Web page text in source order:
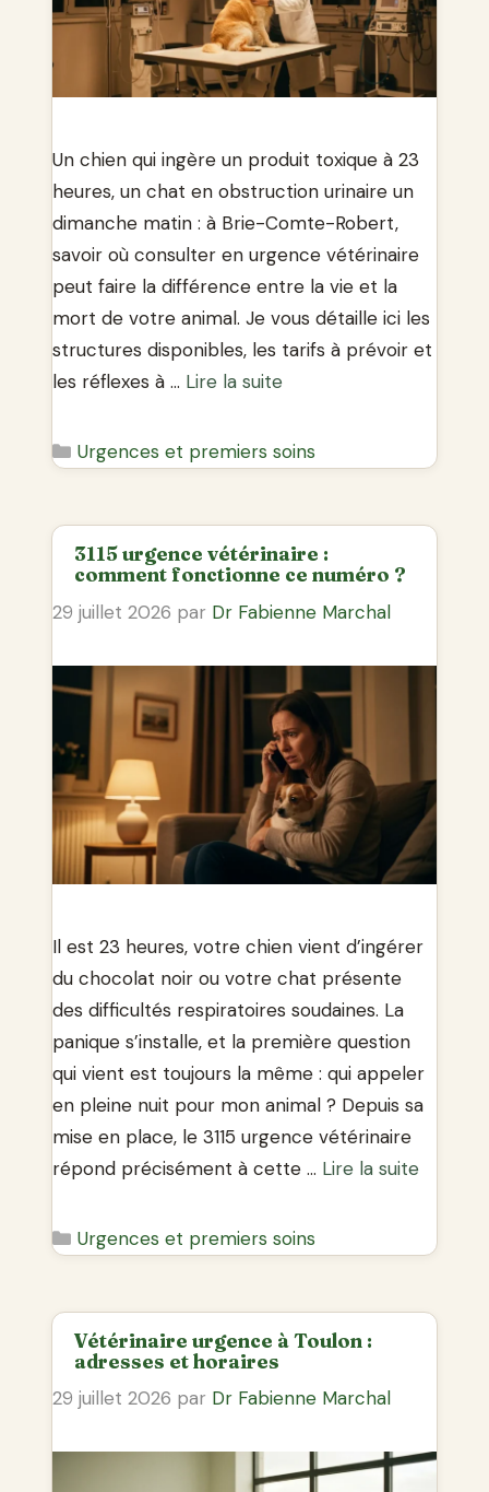
Un chien qui ingère un produit toxique à 23
heures, un chat en obstruction urinaire un
dimanche matin : à Brie-Comte-Robert,
savoir où consulter en urgence vétérinaire
peut faire la différence entre la vie et la
mort de votre animal. Je vous détaille ici les
structures disponibles, les tarifs à prévoir et
les réflexes à … Lire la suite
Catégories
Urgences et premiers soins
3115 urgence vétérinaire :
comment fonctionne ce numéro ?
29 juillet 2026 par Dr Fabienne Marchal
Il est 23 heures, votre chien vient d’ingérer
du chocolat noir ou votre chat présente
des difficultés respiratoires soudaines. La
panique s’installe, et la première question
qui vient est toujours la même : qui appeler
en pleine nuit pour mon animal ? Depuis sa
mise en place, le 3115 urgence vétérinaire
répond précisément à cette … Lire la suite
Catégories
Urgences et premiers soins
Vétérinaire urgence à Toulon :
adresses et horaires
29 juillet 2026 par Dr Fabienne Marchal